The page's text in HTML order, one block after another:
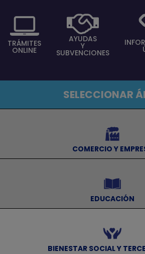
TRÁMITES
ONLINE
AYUDAS
Y
SUBVENCIONES
SELECCIONAR
COMERCIO Y
EDUCACIÓN
BIENESTAR SOCIAL Y